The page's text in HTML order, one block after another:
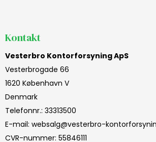
Kontakt
Vesterbro Kontorforsyning ApS
Vesterbrogade 66
1620 København V
Denmark
Telefonnr.: 33313500
E-mail: websalg@vesterbro-
CVR-nummer: 55846111